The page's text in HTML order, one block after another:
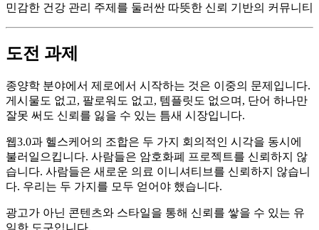
민감한 건강 관리 주제를 둘러싼 따뜻한 신뢰 기반의 커뮤니티
도전 과제
종양학 분야에서 제로에서 시작하는 것은 이중의 문제입니다.
게시물도 없고, 팔로워도 없고, 템플릿도 없으며, 단어 하나만
잘못 써도 신뢰를 잃을 수 있는 틈새 시장입니다.
웹3.0과 헬스케어의 조합은 두 가지 회의적인 시각을 동시에
불러일으킵니다. 사람들은 암호화폐 프로젝트를 신뢰하지 않
습니다. 사람들은 새로운 의료 이니셔티브를 신뢰하지 않습니
다. 우리는 두 가지를 모두 얻어야 했습니다.
광고가 아닌 콘텐츠와 스타일을 통해 신뢰를 쌓을 수 있는 유